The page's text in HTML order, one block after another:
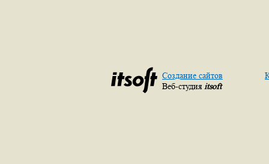
Создание сайтов
Веб-студия itsoft